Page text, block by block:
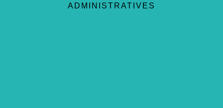
ADMINISTRATIVES